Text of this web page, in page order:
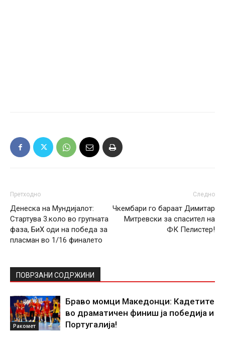
Претходно
Денеска на Мундијалот:
Стартува 3.коло во групната
фаза, БиХ оди на победа за
пласман во 1/16 финалето
Следно
Чкембари го бараат Димитар
Митревски за спасител на
ФК Пелистер!
ПОВРЗАНИ СОДРЖИНИ
Ракомет
Браво момци Македонци: Кадетите
во драматичен финиш ја победија и
Португалија!